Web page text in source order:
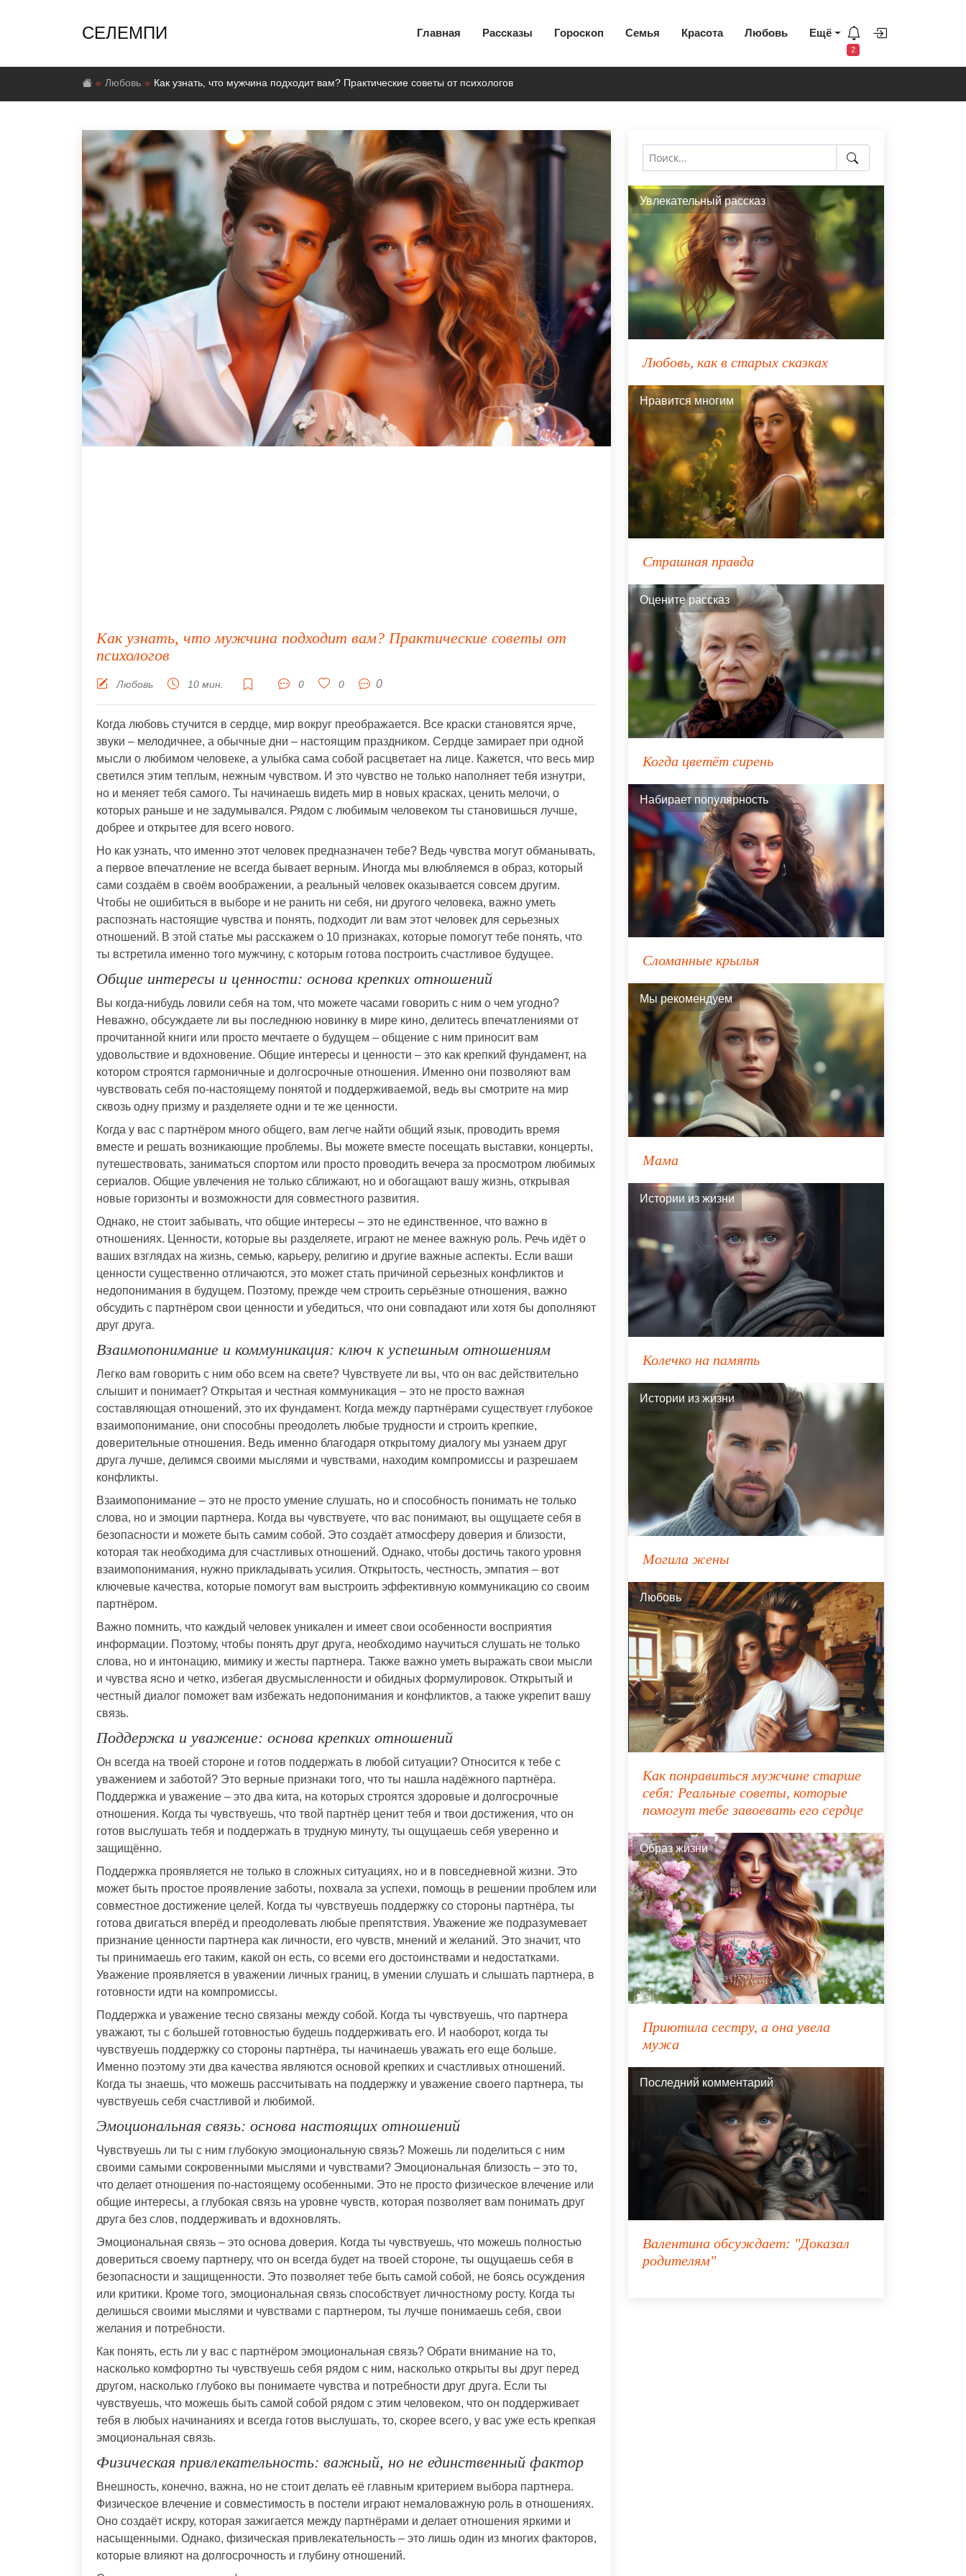
СЕЛЕМПИ Главная Рассказы Гороскоп Семья Красота Любовь Ещё
2
Любовь Как узнать, что мужчина подходит вам? Практические советы от психологов
Как узнать, что мужчина подходит вам? Практические советы от
психологов
Любовь 10 мин. 0 0 0
Когда любовь стучится в сердце, мир вокруг преображается. Все краски становятся ярче,
звуки – мелодичнее, а обычные дни – настоящим праздником. Сердце замирает при одной
мысли о любимом человеке, а улыбка сама собой расцветает на лице. Кажется, что весь мир
светился этим теплым, нежным чувством. И это чувство не только наполняет тебя изнутри,
но и меняет тебя самого. Ты начинаешь видеть мир в новых красках, ценить мелочи, о
которых раньше и не задумывался. Рядом с любимым человеком ты становишься лучше,
добрее и открытее для всего нового.
Но как узнать, что именно этот человек предназначен тебе? Ведь чувства могут обманывать,
а первое впечатление не всегда бывает верным. Иногда мы влюбляемся в образ, который
сами создаём в своём воображении, а реальный человек оказывается совсем другим.
Чтобы не ошибиться в выборе и не ранить ни себя, ни другого человека, важно уметь
распознать настоящие чувства и понять, подходит ли вам этот человек для серьезных
отношений. В этой статье мы расскажем о 10 признаках, которые помогут тебе понять, что
ты встретила именно того мужчину, с которым готова построить счастливое будущее.
Общие интересы и ценности: основа крепких отношений
Вы когда-нибудь ловили себя на том, что можете часами говорить с ним о чем угодно?
Неважно, обсуждаете ли вы последнюю новинку в мире кино, делитесь впечатлениями от
прочитанной книги или просто мечтаете о будущем – общение с ним приносит вам
удовольствие и вдохновение. Общие интересы и ценности – это как крепкий фундамент, на
котором строятся гармоничные и долгосрочные отношения. Именно они позволяют вам
чувствовать себя по-настоящему понятой и поддерживаемой, ведь вы смотрите на мир
сквозь одну призму и разделяете одни и те же ценности.
Когда у вас с партнёром много общего, вам легче найти общий язык, проводить время
вместе и решать возникающие проблемы. Вы можете вместе посещать выставки, концерты,
путешествовать, заниматься спортом или просто проводить вечера за просмотром любимых
сериалов. Общие увлечения не только сближают, но и обогащают вашу жизнь, открывая
новые горизонты и возможности для совместного развития.
Однако, не стоит забывать, что общие интересы – это не единственное, что важно в
отношениях. Ценности, которые вы разделяете, играют не менее важную роль. Речь идёт о
ваших взглядах на жизнь, семью, карьеру, религию и другие важные аспекты. Если ваши
ценности существенно отличаются, это может стать причиной серьезных конфликтов и
недопонимания в будущем. Поэтому, прежде чем строить серьёзные отношения, важно
обсудить с партнёром свои ценности и убедиться, что они совпадают или хотя бы дополняют
друг друга.
Взаимопонимание и коммуникация: ключ к успешным отношениям
Легко вам говорить с ним обо всем на свете? Чувствуете ли вы, что он вас действительно
слышит и понимает? Открытая и честная коммуникация – это не просто важная
составляющая отношений, это их фундамент. Когда между партнёрами существует глубокое
взаимопонимание, они способны преодолеть любые трудности и строить крепкие,
доверительные отношения. Ведь именно благодаря открытому диалогу мы узнаем друг
друга лучше, делимся своими мыслями и чувствами, находим компромиссы и разрешаем
конфликты.
Взаимопонимание – это не просто умение слушать, но и способность понимать не только
слова, но и эмоции партнера. Когда вы чувствуете, что вас понимают, вы ощущаете себя в
безопасности и можете быть самим собой. Это создаёт атмосферу доверия и близости,
которая так необходима для счастливых отношений. Однако, чтобы достичь такого уровня
взаимопонимания, нужно прикладывать усилия. Открытость, честность, эмпатия – вот
ключевые качества, которые помогут вам выстроить эффективную коммуникацию со своим
партнёром.
Важно помнить, что каждый человек уникален и имеет свои особенности восприятия
информации. Поэтому, чтобы понять друг друга, необходимо научиться слушать не только
слова, но и интонацию, мимику и жесты партнера. Также важно уметь выражать свои мысли
и чувства ясно и четко, избегая двусмысленности и обидных формулировок. Открытый и
честный диалог поможет вам избежать недопонимания и конфликтов, а также укрепит вашу
связь.
Поддержка и уважение: основа крепких отношений
Он всегда на твоей стороне и готов поддержать в любой ситуации? Относится к тебе с
уважением и заботой? Это верные признаки того, что ты нашла надёжного партнёра.
Поддержка и уважение – это два кита, на которых строятся здоровые и долгосрочные
отношения. Когда ты чувствуешь, что твой партнёр ценит тебя и твои достижения, что он
готов выслушать тебя и поддержать в трудную минуту, ты ощущаешь себя уверенно и
защищённо.
Поддержка проявляется не только в сложных ситуациях, но и в повседневной жизни. Это
может быть простое проявление заботы, похвала за успехи, помощь в решении проблем или
совместное достижение целей. Когда ты чувствуешь поддержку со стороны партнёра, ты
готова двигаться вперёд и преодолевать любые препятствия. Уважение же подразумевает
признание ценности партнера как личности, его чувств, мнений и желаний. Это значит, что
ты принимаешь его таким, какой он есть, со всеми его достоинствами и недостатками.
Уважение проявляется в уважении личных границ, в умении слушать и слышать партнера, в
готовности идти на компромиссы.
Поддержка и уважение тесно связаны между собой. Когда ты чувствуешь, что партнера
уважают, ты с большей готовностью будешь поддерживать его. И наоборот, когда ты
чувствуешь поддержку со стороны партнёра, ты начинаешь уважать его еще больше.
Именно поэтому эти два качества являются основой крепких и счастливых отношений.
Когда ты знаешь, что можешь рассчитывать на поддержку и уважение своего партнера, ты
чувствуешь себя счастливой и любимой.
Эмоциональная связь: основа настоящих отношений
Чувствуешь ли ты с ним глубокую эмоциональную связь? Можешь ли поделиться с ним
своими самыми сокровенными мыслями и чувствами? Эмоциональная близость – это то,
что делает отношения по-настоящему особенными. Это не просто физическое влечение или
общие интересы, а глубокая связь на уровне чувств, которая позволяет вам понимать друг
друга без слов, поддерживать и вдохновлять.
Эмоциональная связь – это основа доверия. Когда ты чувствуешь, что можешь полностью
довериться своему партнеру, что он всегда будет на твоей стороне, ты ощущаешь себя в
безопасности и защищенности. Это позволяет тебе быть самой собой, не боясь осуждения
или критики. Кроме того, эмоциональная связь способствует личностному росту. Когда ты
делишься своими мыслями и чувствами с партнером, ты лучше понимаешь себя, свои
желания и потребности.
Как понять, есть ли у вас с партнёром эмоциональная связь? Обрати внимание на то,
насколько комфортно ты чувствуешь себя рядом с ним, насколько открыты вы друг перед
другом, насколько глубоко вы понимаете чувства и потребности друг друга. Если ты
чувствуешь, что можешь быть самой собой рядом с этим человеком, что он поддерживает
тебя в любых начинаниях и всегда готов выслушать, то, скорее всего, у вас уже есть крепкая
эмоциональная связь.
Физическая привлекательность: важный, но не единственный фактор
Внешность, конечно, важна, но не стоит делать её главным критерием выбора партнера.
Физическое влечение и совместимость в постели играют немаловажную роль в отношениях.
Оно создаёт искру, которая зажигается между партнёрами и делает отношения яркими и
насыщенными. Однако, физическая привлекательность – это лишь один из многих факторов,
которые влияют на долгосрочность и глубину отношений.
Увлекательный рассказ
Любовь, как в старых сказках
Нравится многим
Страшная правда
Оцените рассказ
Когда цветёт сирень
Набирает популярность
Сломанные крылья
Мы рекомендуем
Мама
Истории из жизни
Колечко на память
Истории из жизни
Могила жены
Любовь
Как понравиться мужчине старше
себя: Реальные советы, которые
помогут тебе завоевать его сердце
Образ жизни
Приютила сестру, а она увела
мужа
Последний комментарий
Валентина обсуждает: "Доказал
родителям"